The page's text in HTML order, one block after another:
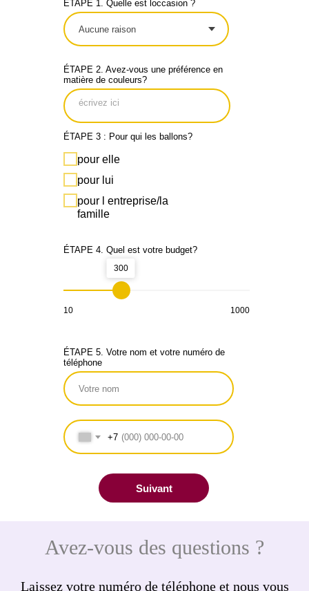
ÉTAPE 1. Quelle est loccasion ?
ÉTAPE 2. Avez-vous une préférence en
matière de couleurs?
ÉTAPE 3 : Pour qui les ballons?
pour elle
pour lui
pour l entreprise/la
famille
ÉTAPE 4. Quel est votre budget?
300
10 1000
ÉTAPE 5. Votre nom et votre numéro de
téléphone
+7
Suivant
Avez-vous des questions ?
Laissez votre numéro de téléphone et nous vous